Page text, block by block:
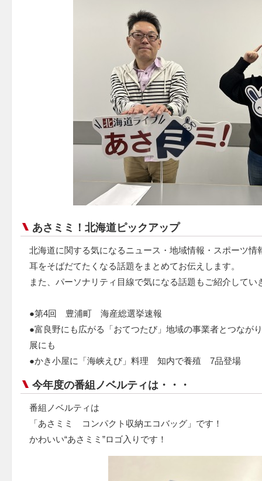
あさミミ！北海道ピックアップ
北海道に関する気になるニュース・地域情報・スポーツ情
耳をそばだてたくなる話題をまとめてお伝えします。
また、パーソナリティ目線で気になる話題もご紹介してい
●第4回 豊浦町 海産総選挙速報
●富良野にも広がる「おてつたび」地域の事業者とつな
展にも
●かき小屋に「海峡えび」料理 知内で養殖 7品登場
今年度の番組ノベルティは・・・
番組ノベルティは
「あさミミ コンパクト収納エコバッグ」です！
かわいい“あさミミ”ロゴ入りです！